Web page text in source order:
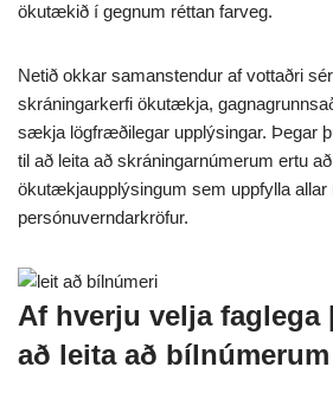
ökutækið í gegnum réttan farveg.
Netið okkar samanstendur af vottaðri
skráningarkerfi ökutækja,
sækja lögfræðilegar upplýsingar. Þegar
til að leita að skráningarnúmerum ertu
ökutækjaupplýsingum sem uppfylla allar
persónuverndarkröfur.
Af hverju velja
að leita að bílnúmerum